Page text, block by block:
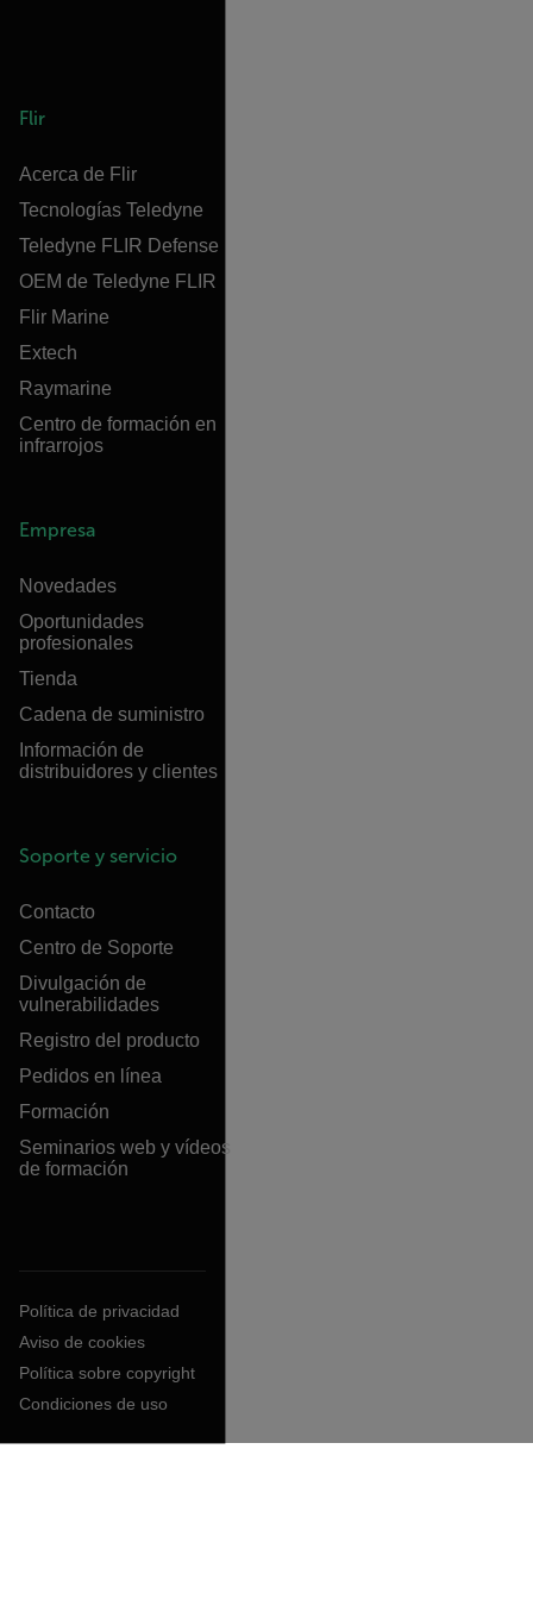
Flir
Acerca de Flir
Tecnologías Teledyne
Teledyne FLIR Defense
OEM de Teledyne FLIR
Flir Marine
Extech
Raymarine
Centro de formación en
infrarrojos
Empresa
Novedades
Oportunidades
profesionales
Tienda
Cadena de suministro
Información de
distribuidores y clientes
Soporte y servicio
Contacto
Centro de Soporte
Divulgación de
vulnerabilidades
Registro del producto
Pedidos en línea
Formación
Seminarios web y vídeos
de formación
Política de privacidad
Aviso de cookies
Política sobre copyright
Condiciones de uso